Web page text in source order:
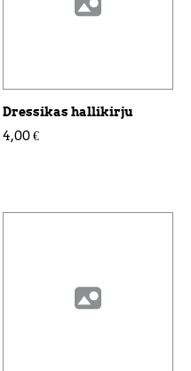
Dressikas hallikirju
4,00 €